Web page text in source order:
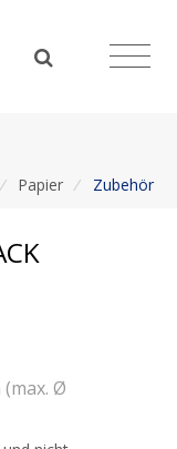
/ Papier / Zubehör
Ø